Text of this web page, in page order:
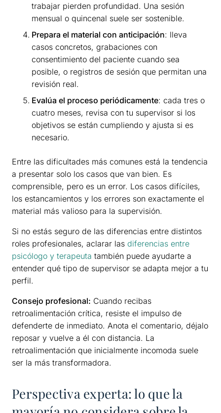
trabajar pierden profundidad. Una sesión
mensual o quincenal suele ser sostenible.
Prepara el material con anticipación: lleva
casos concretos, grabaciones con
consentimiento del paciente cuando sea
posible, o registros de sesión que permitan una
revisión real.
Evalúa el proceso periódicamente: cada tres o
cuatro meses, revisa con tu supervisor si los
objetivos se están cumpliendo y ajusta si es
necesario.
Entre las dificultades más comunes está la tendencia
a presentar solo los casos que van bien. Es
comprensible, pero es un error. Los casos difíciles,
los estancamientos y los errores son exactamente el
material más valioso para la supervisión.
Si no estás seguro de las diferencias entre distintos
roles profesionales, aclarar las diferencias entre
psicólogo y terapeuta también puede ayudarte a
entender qué tipo de supervisor se adapta mejor a tu
perfil.
Consejo profesional: Cuando recibas
retroalimentación crítica, resiste el impulso de
defenderte de inmediato. Anota el comentario, déjalo
reposar y vuelve a él con distancia. La
retroalimentación que inicialmente incomoda suele
ser la más transformadora.
Perspectiva experta: lo que la